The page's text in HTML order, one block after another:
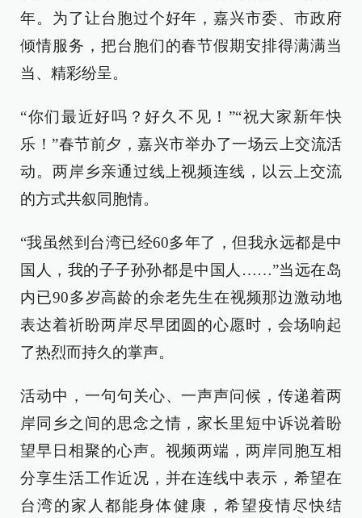
年。为了让台胞过个好年，嘉兴市委、市政府
倾情服务，把台胞们的春节假期安排得满满当
当、精彩纷呈。
“你们最近好吗？好久不见！”“祝大家新年快
乐！”春节前夕，嘉兴市举办了一场云上交流活
动。两岸乡亲通过线上视频连线，以云上交流
的方式共叙同胞情。
“我虽然到台湾已经60多年了，但我永远都是中
国人，我的子子孙孙都是中国人……”当远在岛
内已90多岁高龄的余老先生在视频那边激动地
表达着祈盼两岸尽早团圆的心愿时，会场响起
了热烈而持久的掌声。
活动中，一句句关心、一声声问候，传递着两
岸同乡之间的思念之情，家长里短中诉说着盼
望早日相聚的心声。视频两端，两岸同胞互相
分享生活工作近况，并在连线中表示，希望在
台湾的家人都能身体健康，希望疫情尽快结